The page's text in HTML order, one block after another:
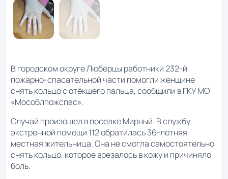
В городском округе Люберцы работники 232-й
пожарно-спасательной части помогли женщине
снять кольцо с отёкшего пальца, сообщили в ГКУ МО
«Мособлпожспас».
Случай произошел в поселке Мирный. В службу
экстренной помощи 112 обратилась 36-летняя
местная жительница. Она не смогла самостоятельно
снять кольцо, которое врезалось в кожу и причиняло
боль.